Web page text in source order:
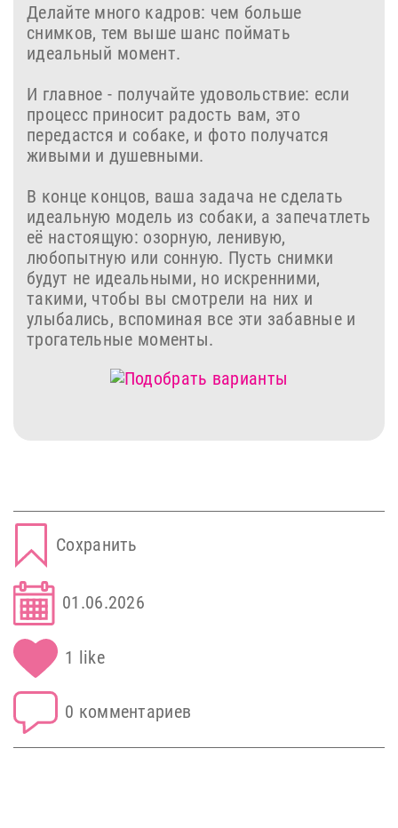
Делайте много кадров: чем больше
снимков, тем выше шанс поймать
идеальный момент.
И главное - получайте удовольствие: если
процесс приносит радость вам, это
передастся и собаке, и фото получатся
живыми и душевными.
В конце концов, ваша задача не сделать
идеальную модель из собаки, а запечатлеть
её настоящую: озорную, ленивую,
любопытную или сонную. Пусть снимки
будут не идеальными, но искренними,
такими, чтобы вы смотрели на них и
улыбались, вспоминая все эти забавные и
трогательные моменты.
Сохранить
01.06.2026
1 like
0 комментариев